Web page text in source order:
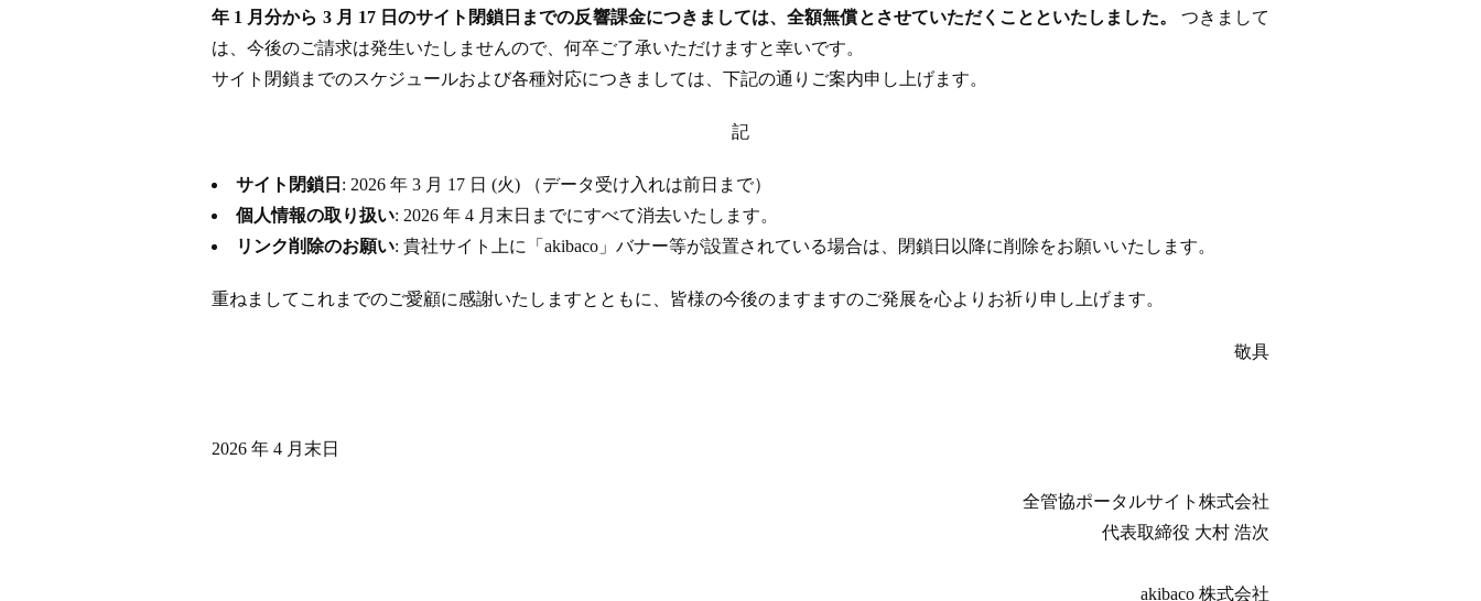
年 1 月分から 3 月 17 日のサイト閉鎖日までの反響課金につきましては、全額無償とさせていただくことといたしました。 つきまして
は、今後のご請求は発生いたしませんので、何卒ご了承いただけますと幸いです。
サイト閉鎖までのスケジュールおよび各種対応につきましては、下記の通りご案内申し上げます。
記
サイト閉鎖日 : 2026 年 3 月 17 日 (火) （データ受け入れは前日まで）
個人情報の取り扱い: 2026 年 4 月末日までにすべて消去いたします。
リンク削除のお願い: 貴社サイト上に「akibaco」バナー等が設置されている場合は、閉鎖日以降に削除をお願いいたします。
重ねましてこれまでのご愛顧に感謝いたしますとともに、皆様の今後のますますのご発展を心よりお祈り申し上げます。
敬具
2026 年 4 月末日
全管協ポータルサイト株式会社
代表取締役 大村 浩次
akibaco 株式会社